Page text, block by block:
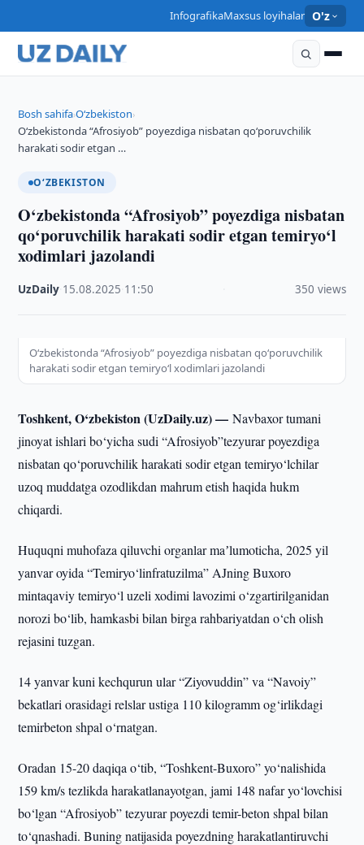
InfografikaMaxsus loyihalar O'z
Bosh sahifa›O‘zbekiston›
O‘zbekistonda “Afrosiyob” poyezdiga nisbatan qo‘poruvchilik
harakati sodir etgan …
O‘ZBEKISTON
O‘zbekistonda “Afrosiyob” poyezdiga nisbatan
qo‘poruvchilik harakati sodir etgan temiryo‘l
xodimlari jazolandi
UzDaily 15.08.2025 11:50 350 views
O‘zbekistonda “Afrosiyob” poyezdiga nisbatan qo‘poruvchilik
harakati sodir etgan temiryo‘l xodimlari jazolandi
Toshkent, O‘zbekiston (UzDaily.uz) —Navbaxor tumani
jinoyat ishlari bo‘yicha sudi “Afrosiyob”tezyurar poyezdiga
nisbatan qo‘poruvchilik harakati sodir etgan temiryo‘lchilar
uzoq muddatga ozodlikdan mahrum etish haqida hukm
chiqardi.
Huquqni muhofaza qiluvchi organlar maʼlumoticha, 2025 yil
yanvar oyida “Temiryo‘linfratuzilma” AJning Buxoro
mintaqaviy temiryo‘l uzeli xodimi lavozimi o‘zgartirilganidan
norozi bo‘lib, hamkasbi bilan birga rahbariyatdan o‘ch olish
rejasini tuzgan.
14 yanvar kuni kechqurun ular “Ziyovuddin” va “Navoiy”
bekatlari orasidagi relslar ustiga 110 kilogramm og‘irlikdagi
temirbeton shpal o‘rnatgan.
Oradan 15-20 daqiqa o‘tib, “Toshkent-Buxoro” yo‘nalishida
159 km/s tezlikda harakatlanayotgan, jami 148 nafar yo‘lovchisi
bo‘lgan “Afrosiyob” tezyurar poyezdi temir-beton shpal bilan
to‘qnashadi. Buning natijasida poyezdning harakatlantiruvchi